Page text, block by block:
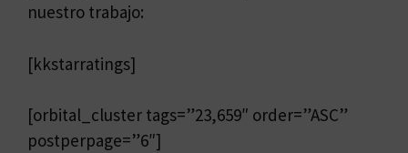
nuestro trabajo:
[kkstarratings]
[orbital_cluster tags=”23,659″ order=”ASC”
postperpage=”6″]